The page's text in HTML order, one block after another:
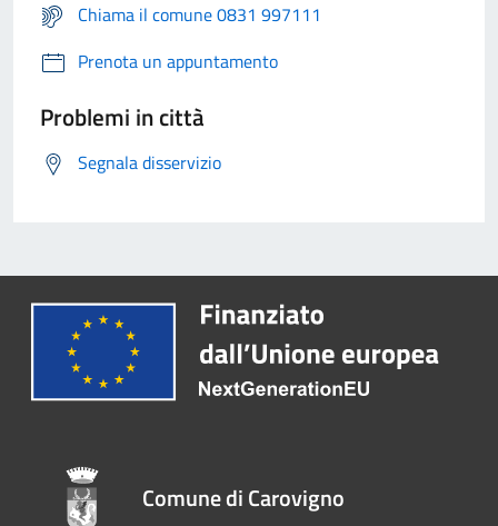
Chiama il comune 0831 997111
Prenota un appuntamento
Problemi in città
Segnala disservizio
Comune di Carovigno